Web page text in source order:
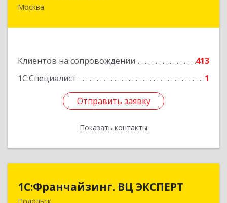
Москва
Клиентов на сопровождении
413
1С:Специалист
1
Отправить заявку
Показать контакты
117198, Москва г, Саморы Машела ул, дом № 8,
Отправить заявку
Назад
1С:Франчайзинг. ВЦ ЭКСПЕРТ
Подольск
1С:Франчайзинг. ВЦ ЭКСПЕРТ